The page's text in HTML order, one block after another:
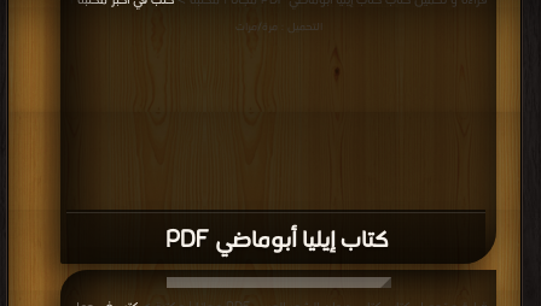
كتاب إيليا أبوماضي PDF
التحميل : مرة/مرات